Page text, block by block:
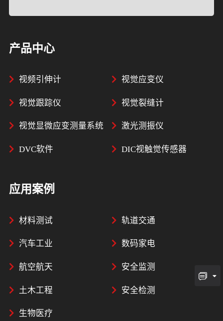
产品中心
视频引伸计 视觉应变仪
视觉跟踪仪 视觉裂缝计
视觉显微应变测量系统 激光测振仪
DVC软件 DIC视触觉传感器
应用案例
材料测试
汽车工业
航空航天
土木工程
生物医疗
轨道交通
数码家电
安全监测
安全检测